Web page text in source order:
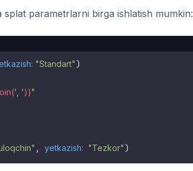
parametrlarni birga ishlatish mumkin:
"Standart")
', ')}"
, yetkazish: "Tezkor"